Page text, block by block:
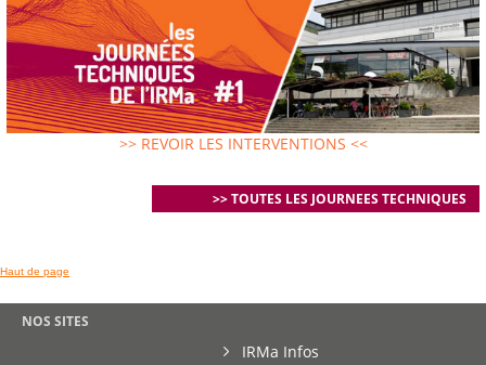
>> REVOIR LES INTERVENTIONS <<
>> TOUTES LES JOURNEES TECHNIQUES
Haut de page
NOS SITES
IRMa Infos